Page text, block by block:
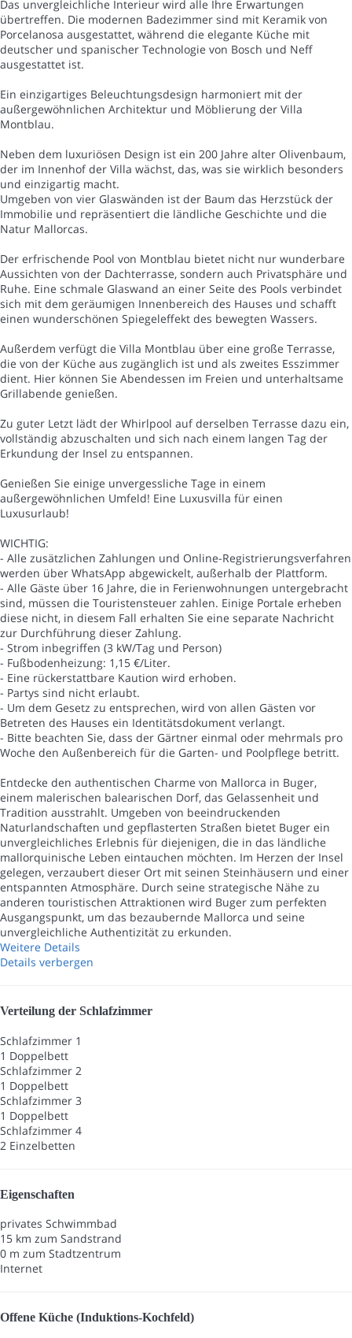
Das unvergleichliche Interieur wird alle Ihre Erwartungen
übertreffen. Die modernen Badezimmer sind mit Keramik von
Porcelanosa ausgestattet, während die elegante Küche mit
deutscher und spanischer Technologie von Bosch und Neff
ausgestattet ist.
Ein einzigartiges Beleuchtungsdesign harmoniert mit der
außergewöhnlichen Architektur und Möblierung der Villa
Montblau.
Neben dem luxuriösen Design ist ein 200 Jahre alter Olivenbaum,
der im Innenhof der Villa wächst, das, was sie wirklich besonders
und einzigartig macht.
Umgeben von vier Glaswänden ist der Baum das Herzstück der
Immobilie und repräsentiert die ländliche Geschichte und die
Natur Mallorcas.
Der erfrischende Pool von Montblau bietet nicht nur wunderbare
Aussichten von der Dachterrasse, sondern auch Privatsphäre und
Ruhe. Eine schmale Glaswand an einer Seite des Pools verbindet
sich mit dem geräumigen Innenbereich des Hauses und schafft
einen wunderschönen Spiegeleffekt des bewegten Wassers.
Außerdem verfügt die Villa Montblau über eine große Terrasse,
die von der Küche aus zugänglich ist und als zweites Esszimmer
dient. Hier können Sie Abendessen im Freien und unterhaltsame
Grillabende genießen.
Zu guter Letzt lädt der Whirlpool auf derselben Terrasse dazu ein,
vollständig abzuschalten und sich nach einem langen Tag der
Erkundung der Insel zu entspannen.
Genießen Sie einige unvergessliche Tage in einem
außergewöhnlichen Umfeld! Eine Luxusvilla für einen
Luxusurlaub!
WICHTIG:
- Alle zusätzlichen Zahlungen und Online-Registrierungsverfahren
werden über WhatsApp abgewickelt, außerhalb der Plattform.
- Alle Gäste über 16 Jahre, die in Ferienwohnungen untergebracht
sind, müssen die Touristensteuer zahlen. Einige Portale erheben
diese nicht, in diesem Fall erhalten Sie eine separate Nachricht
zur Durchführung dieser Zahlung.
- Strom inbegriffen (3 kW/Tag und Person)
- Fußbodenheizung: 1,15 €/Liter.
- Eine rückerstattbare Kaution wird erhoben.
- Partys sind nicht erlaubt.
- Um dem Gesetz zu entsprechen, wird von allen Gästen vor
Betreten des Hauses ein Identitätsdokument verlangt.
- Bitte beachten Sie, dass der Gärtner einmal oder mehrmals pro
Woche den Außenbereich für die Garten- und Poolpflege betritt.
Entdecke den authentischen Charme von Mallorca in Buger,
einem malerischen balearischen Dorf, das Gelassenheit und
Tradition ausstrahlt. Umgeben von beeindruckenden
Naturlandschaften und gepflasterten Straßen bietet Buger ein
unvergleichliches Erlebnis für diejenigen, die in das ländliche
mallorquinische Leben eintauchen möchten. Im Herzen der Insel
gelegen, verzaubert dieser Ort mit seinen Steinhäusern und einer
entspannten Atmosphäre. Durch seine strategische Nähe zu
anderen touristischen Attraktionen wird Buger zum perfekten
Ausgangspunkt, um das bezaubernde Mallorca und seine
unvergleichliche Authentizität zu erkunden.
Weitere Details
Details verbergen
Verteilung der Schlafzimmer
Schlafzimmer 1
1 Doppelbett
Schlafzimmer 2
1 Doppelbett
Schlafzimmer 3
1 Doppelbett
Schlafzimmer 4
2 Einzelbetten
Eigenschaften
privates Schwimmbad
15 km zum Sandstrand
0 m zum Stadtzentrum
Internet
Offene Küche (Induktions-Kochfeld)